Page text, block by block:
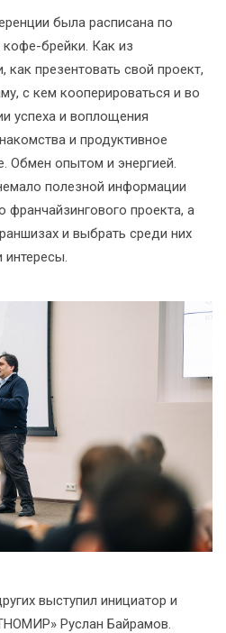
была расписана по
брейки. Как из
презентовать свой проект,
с кем кооперироваться и во
успеха и воплощения
и продуктивное
Обмен опытом и энергией.
полезной информации
франчайзингового проекта, а
и выбрать среди них
выступил инициатор и
Руслан Байрамов.